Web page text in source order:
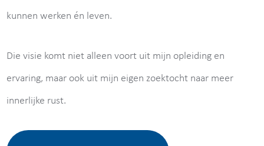
kunnen werken én leven.
Die visie komt niet alleen voort uit mijn opleiding en
ervaring, maar ook uit mijn eigen zoektocht naar meer
innerlijke rust.